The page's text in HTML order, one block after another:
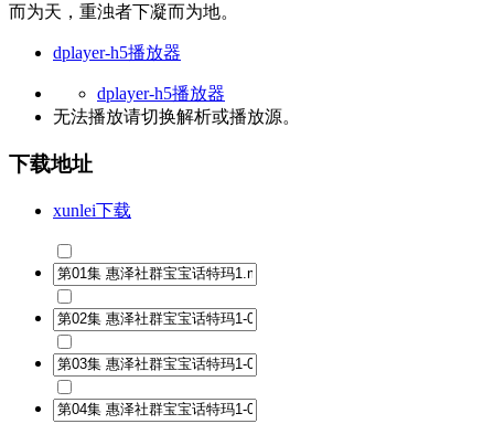
而为天，重浊者下凝而为地。
dplayer-h5播放器
dplayer-h5播放器
无法播放请切换解析或播放源。
下载地址
xunlei下载